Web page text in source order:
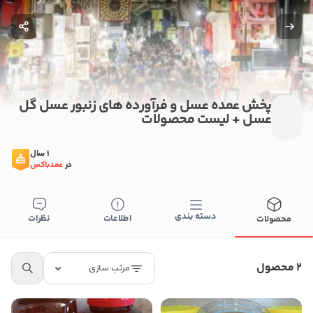
پخش عمده عسل و فرآورده های زنبور عسل گل
عسل + لیست محصولات
1 سال
درعمدباکس
محصولات دسته بندی اطلاعات نظرات
2 محصول مرتب سازی
بستن
اطلاعات تماس